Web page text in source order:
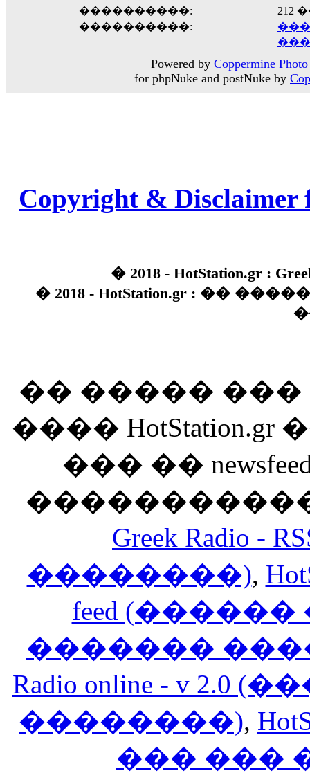
����������:
212
����������:
Powered by Coppermine
for phpNuke and postNuke by
Copyright & Disclaimer
� 2018 - HotStation.gr :
� 2018 - HotStation.gr : ��
�� �����
����
��� ��
Greek Radio
��������),
feed
�������
Radio online - v
��������),
��� ���